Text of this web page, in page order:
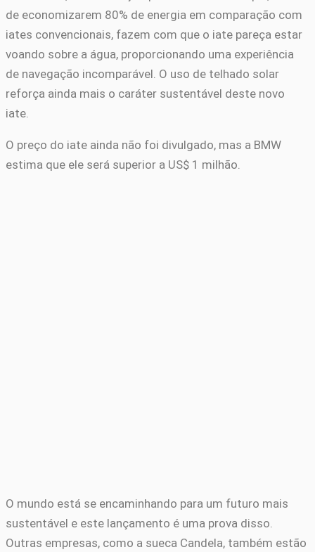
de economizarem 80% de energia em comparação com
iates convencionais, fazem com que o iate pareça estar
voando sobre a água, proporcionando uma experiência
de navegação incomparável. O uso de telhado solar
reforça ainda mais o caráter sustentável deste novo
iate.
O preço do iate ainda não foi divulgado, mas a BMW
estima que ele será superior a US$ 1 milhão.
O mundo está se encaminhando para um futuro mais
sustentável e este lançamento é uma prova disso.
Outras empresas, como a sueca Candela, também estão